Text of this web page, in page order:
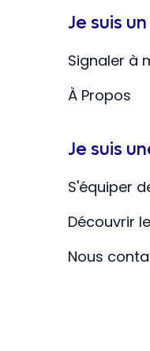
Je suis
Signaler à
À Propos
Je suis
S'équiper
Découvrir
Nous